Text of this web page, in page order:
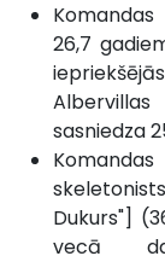
26,7
sasniedza
Dukurs"]
vecā